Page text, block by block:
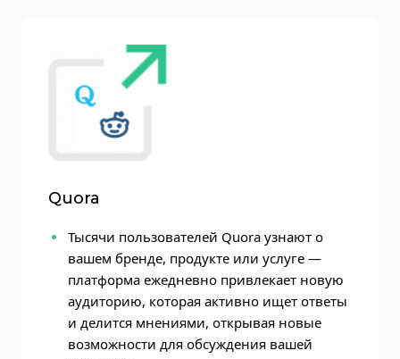
Quora
Тысячи пользователей Quora узнают о
вашем бренде, продукте или услуге —
платформа ежедневно привлекает новую
аудиторию, которая активно ищет ответы
и делится мнениями, открывая новые
возможности для обсуждения вашей